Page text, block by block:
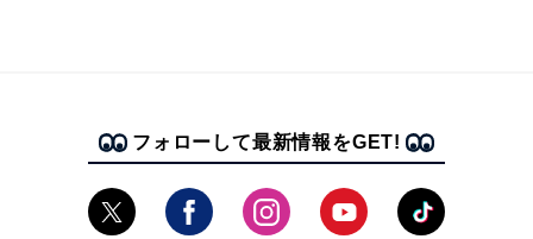
フォローして最新情報をGET!